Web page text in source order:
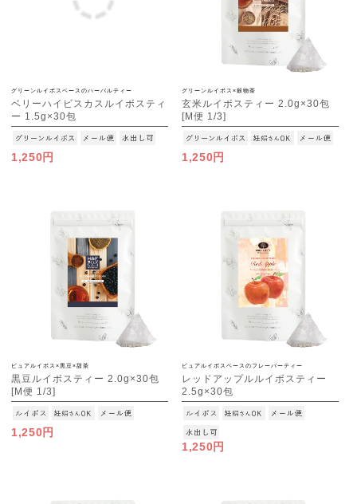
グリーンルイボスベースのハーバルティー
ベリーハイビスカスルイボスティ
ー 1.5g×30包
[M便 1/3]
1,250円
グリーンルイボス×穀物茶
玄米ルイボスティー 2.0g×30包
[M便 1/3]
1,250円
ピュアルイボス×黒豆×甜茶
黒豆ルイボスティー 2.0g×30包
[M便 1/3]
1,250円
ピュアルイボスベースのフレーバーティー
レッドアップルルイボスティー
2.5g×30包
[M便 1/3]
1,250円